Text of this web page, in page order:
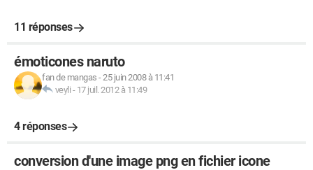
11 réponses
émoticones naruto
fan de mangas -25 juin 2008 à 11:41
veyli - 17 juil. 2012 à 11:49
4 réponses
conversion d'une image png en fichier icone